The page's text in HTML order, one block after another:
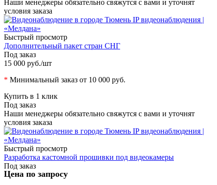
Наши менеджеры обязательно свяжутся с вами и уточнят
условия заказа
Быстрый просмотр
Дополнительный пакет стран СНГ
Под заказ
15 000 руб./шт
* Минимальный заказ от 10 000 руб.
Купить в 1 клик
Под заказ
Наши менеджеры обязательно свяжутся с вами и уточнят
условия заказа
Быстрый просмотр
Разработка кастомной прошивки под видеокамеры
Под заказ
Цена по запросу